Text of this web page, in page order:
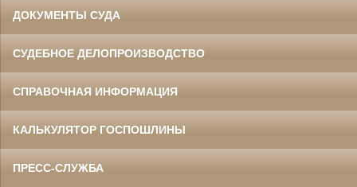
ДОКУМЕНТЫ СУДА
СУДЕБНОЕ ДЕЛОПРОИЗВОДСТВО
СПРАВОЧНАЯ ИНФОРМАЦИЯ
КАЛЬКУЛЯТОР ГОСПОШЛИНЫ
ПРЕСС-СЛУЖБА